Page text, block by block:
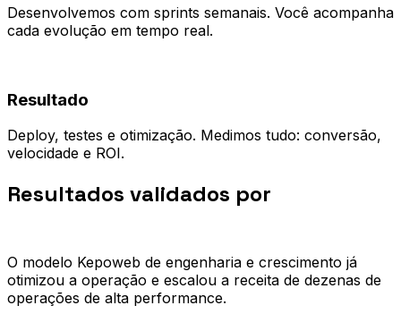
Desenvolvemos com sprints semanais. Você acompanha
cada evolução em tempo real.
Resultado
Deploy, testes e otimização. Medimos tudo: conversão,
velocidade e ROI.
Resultados validados por
O modelo Kepoweb de engenharia e crescimento já
otimizou a operação e escalou a receita de dezenas de
operações de alta performance.